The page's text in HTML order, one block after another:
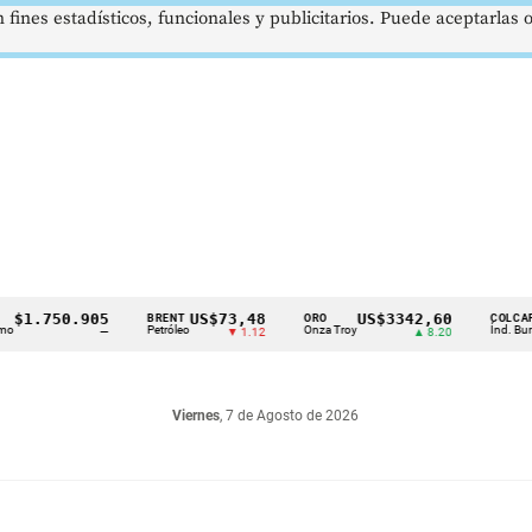
BRENT
Petróleo
US$73,48
▼ 1.12
ORO
Onza Troy
US$3342,60 COLCAP
Índ. Bursátil
Viernes, 7 de Agosto de 2026
estadísticos, funcionales y publicitarios. Puede aceptarlas